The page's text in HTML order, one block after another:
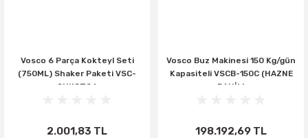
Vosco 6 Parça Kokteyl Seti
(750ML) Shaker Paketi VSC-
SHKST06
2.001,83 TL
Vosco Buz Makinesi 150 Kg/gün
Kapasiteli VSCB-150C (HAZNE
DAHİL)
198.192,69 TL